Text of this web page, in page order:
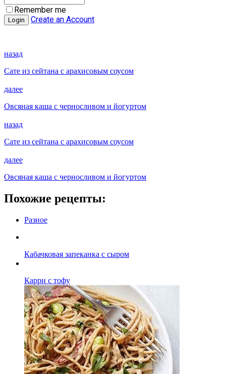
Remember me
Create an Account
назад
Сате из сейтана с арахисовым соусом
далее
Овсяная каша с черносливом и йогуртом
назад
Сате из сейтана с арахисовым соусом
далее
Овсяная каша с черносливом и йогуртом
Похожие рецепты:
Разное
Кабачковая запеканка с сыром
Карри с тофу